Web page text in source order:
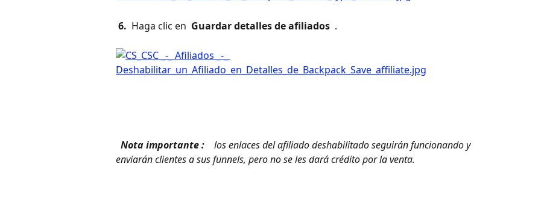
6. Haga clic en Guardar detalles de afiliados .
Nota importante :
los enlaces del afiliado deshabilitado seguirán funcionando y
enviarán clientes a sus funnels, pero no se les dará crédito por la venta.